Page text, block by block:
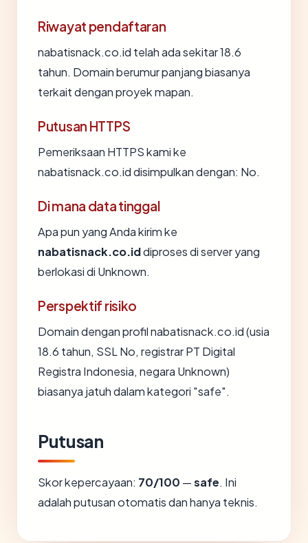
Riwayat pendaftaran
nabatisnack.co.id telah ada sekitar 18.6
tahun. Domain berumur panjang biasanya
terkait dengan proyek mapan.
Putusan HTTPS
Pemeriksaan HTTPS kami ke
nabatisnack.co.id disimpulkan dengan: No.
Di mana data tinggal
Apa pun yang Anda kirim ke
nabatisnack.co.iddiproses di server yang
berlokasi di Unknown.
Perspektif risiko
Domain dengan profil nabatisnack.co.id (usia
18.6 tahun, SSL No, registrar PT Digital
Registra Indonesia, negara Unknown)
biasanya jatuh dalam kategori "safe".
Putusan
Skor kepercayaan: 70/100 —safe. Ini
adalah putusan otomatis dan hanya teknis.